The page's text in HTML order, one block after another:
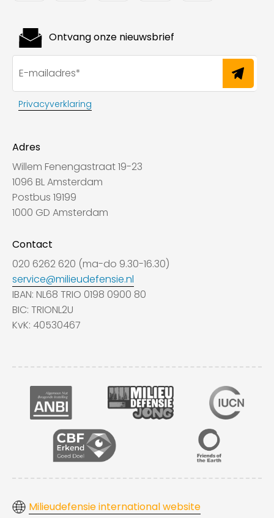
Adres
Willem Fenengastraat 19-23
1096 BL Amsterdam
Postbus 19199
1000 GD Amsterdam
Contact
020 6262 620 (ma-do 9.30-16.30)
service@milieudefensie.nl
IBAN: NL68 TRIO 0198 0900 80
BIC: TRIONL2U
KvK: 40530467
Ontvang onze nieuwsbrief
Privacyverklaring
Milieudefensie international website